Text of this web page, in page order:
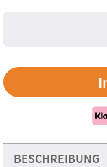
BESCHREIBUNG